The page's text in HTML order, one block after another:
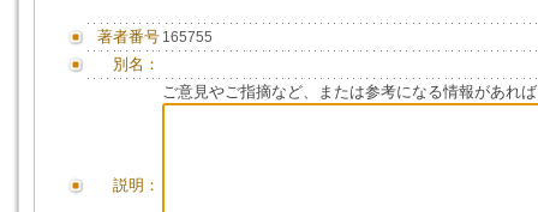
著者番号 165755
別名：
説明：
ご意見やご指摘など、または参考になる情報があれ